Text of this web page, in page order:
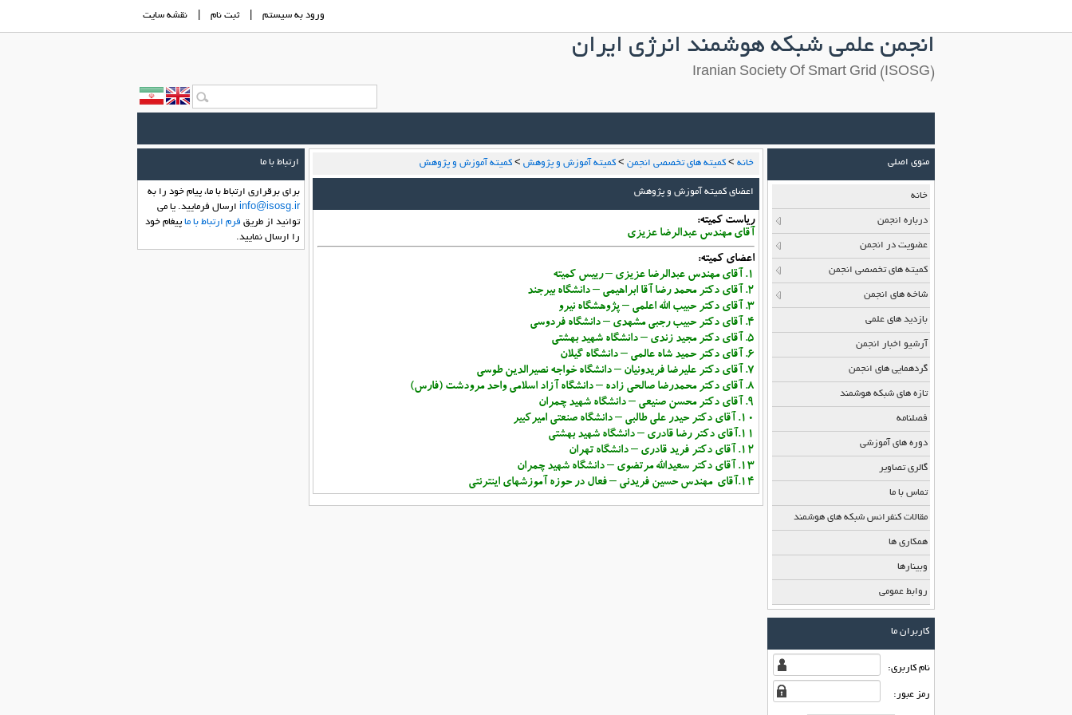
ورود به سيستم ثبت نام نقشه سايت
انجمن علمی شبکه هوشمند انرژی ایران
(Iranian Society Of Smart Grid (ISOSG
منوی اصلی
خانه
درباره انجمن
عضویت در انجمن
کمیته های تخصصی انجمن
شاخه های انجمن
بازدید های علمی
آرشیو اخبار انجمن
گردهمایی های انجمن
تازه های شبکه هوشمند
فصلنامه
دوره های آموزشی
گالری تصاویر
تماس با ما
مقالات کنفرانس شبکه های هوشمند
همکاری ها
وبینارها
روابط عمومی
کاربران ما
نام كاربری:
رمز عبور:
خانه > کمیته های تخصصی انجمن > کمیته آموزش و پژوهش > کمیته آموزش و پژوهش
اعضای کمیته آموزش و پژوهش
ریاست کمیته:
آقای مهندس عبدالرضا عزیزی
اعضای کمیته:
1. آقایمهندس عبدالرضا عزیزی – رییس کمیته
2. آقای دکتر محمد رضا آقا ابراهیمی – دانشگاه بیرجند
3. آقای دکتر حبیب الله اعلمی – پژوهشگاه نیرو
4. آقای دکتر حبیب رجبی مشهدی – دانشگاه فردوسی
5. آقای دکتر مجید زندی – دانشگاه شهید بهشتی
6. آقای دکتر حمید شاه عالمی – دانشگاه گیلان
7. آقای دکتر علیرضا فریدونیان – دانشگاه خواجه نصیرالدین طوسی
8. آقای دکتر محمدرضا صالحی زاده – دانشگاه آزاد اسلامی واحد مرودشت (فارس)
9. آقای دکتر محسن صنیعی – دانشگاه شهید چمران
10. آقای دکتر حیدر علی طالبی – دانشگاه صنعتی امیرکبیر
11. آقای دکتر رضا قادری – دانشگاه شهید بهشتی
12. آقای دکتر فرید قادری – دانشگاه تهران
13. آقای دکتر سعیدالله مرتضوی – دانشگاه شهید چمران
14. آقای مهندس حسین فریدنی – فعال در حوزه آموزشهای اینترنتی
ارتباط با ما
براي برقراري ارتباط با ما، پیام خود را به
info@isosg.ir ارسال فرماييد. یا می
توانید از طریق فرم ارتباط با ما پیغام خود
را ارسال نمایید.